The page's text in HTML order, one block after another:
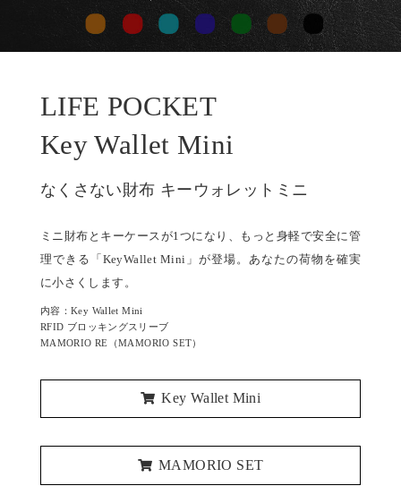
LIFE POCKET
Key Wallet Mini
なくさない財布 キーウォレットミニ
ミニ財布とキーケースが1つになり、もっと身軽で安全に管
理できる「KeyWallet Mini」が登場。あなたの荷物を確実
に小さくします。
内容：Key Wallet Mini
RFID ブロッキングスリーブ
MAMORIO RE（MAMORIO SET）
Key Wallet Mini
MAMORIO SET